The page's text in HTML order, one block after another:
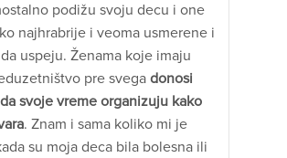
podižu svoju decu i one
najhrabrije i veoma usmerene i
uspeju. Ženama koje imaju
pre svega donosi
svoje vreme organizuju kako
. Znam i sama koliko mi je
su moja deca bila bolesna ili